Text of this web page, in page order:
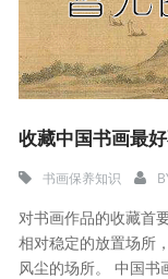
收藏中国书画最
书画保养知识
对书画作品的收藏首
相对稳定的放置场所
风尘的场所。 中国